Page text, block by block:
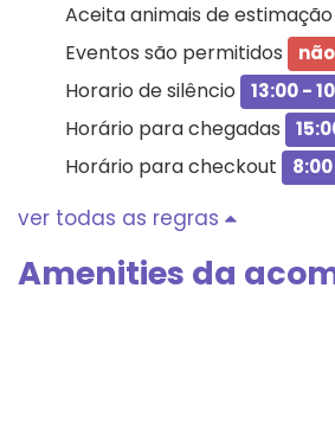
Aceita animais de estimação
Eventos são permitidos não
Horario de silêncio 13:00 -
Horário para chegadas
Horário para checkout 8:00
ver todas as regras
Amenities da